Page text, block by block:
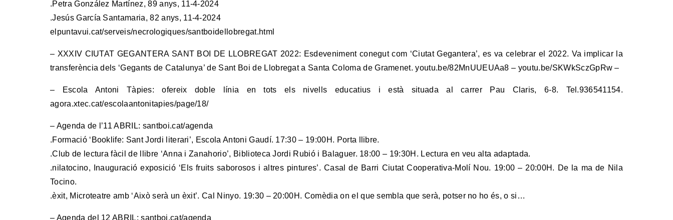
.Petra González Martínez, 89 anys, 11-4-2024
.Jesús García Santamaria, 82 anys, 11-4-2024
elpuntavui.cat/serveis/necrologiques/santboidellobregat.html
– XXXIV CIUTAT GEGANTERA SANT BOI DE LLOBREGAT 2022: Esdeveniment conegut com ‘Ciutat Gegantera’, es va celebrar el 2022. Va implicar la
transferència dels ‘Gegants de Catalunya’ de Sant Boi de Llobregat a Santa Coloma de Gramenet. youtu.be/82MnUUEUAa8 – youtu.be/SKWkSczGpRw –
– Escola Antoni Tàpies: ofereix doble línia en tots els nivells educatius i està situada al carrer Pau Claris, 6-8. Tel.936541154.
agora.xtec.cat/escolaantonitapies/page/18/
– Agenda de l’11 ABRIL: santboi.cat/agenda
.Formació ‘Booklife: Sant Jordi literari’, Escola Antoni Gaudí. 17:30 – 19:00H. Porta llibre.
.Club de lectura fàcil de llibre ‘Anna i Zanahorio’, Biblioteca Jordi Rubió i Balaguer. 18:00 – 19:30H. Lectura en veu alta adaptada.
.nilatocino, Inauguració exposició ‘Els fruits saborosos i altres pintures’. Casal de Barri Ciutat Cooperativa-Molí Nou. 19:00 – 20:00H. De la ma de Nila
Tocino.
.èxit, Microteatre amb ‘Això serà un èxit’. Cal Ninyo. 19:30 – 20:00H. Comèdia on el que sembla que serà, potser no ho és, o si…
– Agenda del 12 ABRIL: santboi.cat/agenda